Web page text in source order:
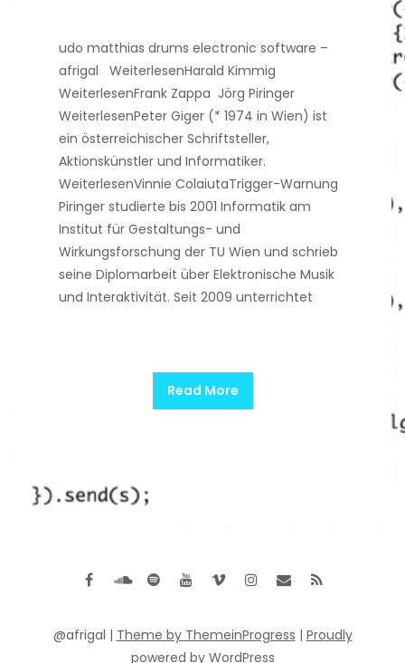
udo matthias drums electronic software –
afrigal WeiterlesenHarald Kimmig
WeiterlesenFrank Zappa Jörg Piringer
WeiterlesenPeter Giger (* 1974 in Wien) ist
ein österreichischer Schriftsteller,
Aktionskünstler und Informatiker.
WeiterlesenVinnie ColaiutaTrigger-Warnung
Piringer studierte bis 2001 Informatik am
Institut für Gestaltungs- und
Wirkungsforschung der TU Wien und schrieb
seine Diplomarbeit über Elektronische Musik
und Interaktivität. Seit 2009 unterrichtet
Read More
@afrigal | Theme by ThemeinProgress | Proudly
powered by WordPress